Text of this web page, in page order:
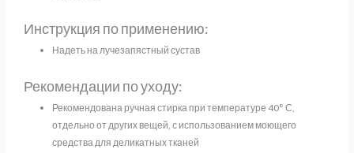
Инструкция по применению:
Надеть на лучезапястный сустав
Рекомендации по уходу:
Рекомендована ручная стирка при температуре 40° С,
отдельно от других вещей, с использованием моющего
средства для деликатных тканей